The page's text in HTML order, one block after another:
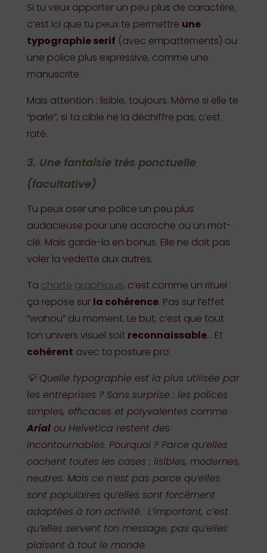
Si tu veux apporter un peu plus de caractère,
c’est ici que tu peux te permettre une
typographie serif (avec empattements) ou
une police plus expressive, comme une
manuscrite.
Mais attention : lisible, toujours. Même si elle te
“parle”, si ta cible ne la déchiffre pas, c’est
raté.
3. Une fantaisie très ponctuelle
(facultative)
Tu peux oser une police un peu plus
audacieuse pour une accroche ou un mot-
clé. Mais garde-la en bonus. Elle ne doit pas
voler la vedette aux autres.
Ta charte graphique, c’est comme un rituel :
ça repose sur la cohérence. Pas sur l’effet
“wahou” du moment. Le but, c’est que tout
ton univers visuel soit reconnaissable… Et
cohérent avec ta posture pro.
💡 Quelle typographie est la plus utilisée par
les entreprises ? Sans surprise : les polices
simples, efficaces et polyvalentes comme
Arialou Helvetica restent des
incontournables. Pourquoi ? Parce qu’elles
cochent toutes les cases : lisibles, modernes,
neutres. Mais ce n’est pas parce qu’elles
sont populaires qu’elles sont forcément
adaptées à ton activité. L’important, c’est
qu’elles servent ton message, pas qu’elles
plaisent à tout le monde.